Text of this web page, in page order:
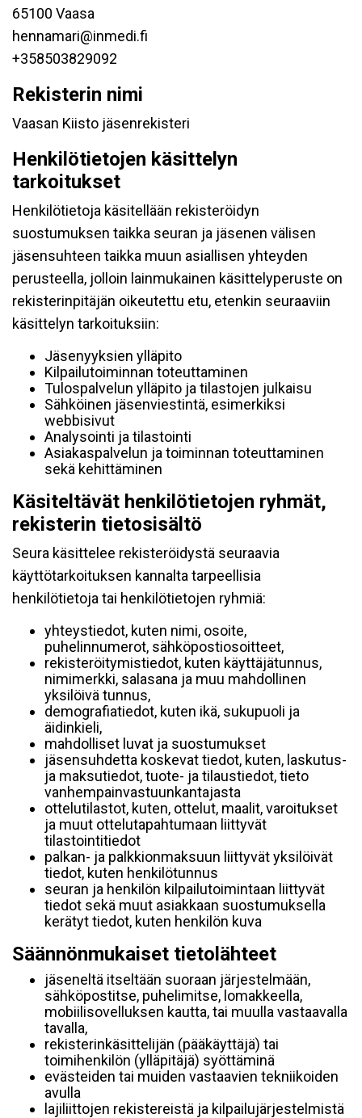
65100 Vaasa
hennamari@inmedi.fi
+358503829092
Rekisterin nimi
Vaasan Kiisto jäsenrekisteri
Henkilötietojen käsittelyn
tarkoitukset
Henkilötietoja käsitellään rekisteröidyn
suostumuksen taikka seuran ja jäsenen välisen
jäsensuhteen taikka muun asiallisen yhteyden
perusteella, jolloin lainmukainen käsittelyperuste on
rekisterinpitäjän oikeutettu etu, etenkin seuraaviin
käsittelyn tarkoituksiin:
Jäsenyyksien ylläpito
Kilpailutoiminnan toteuttaminen
Tulospalvelun ylläpito ja tilastojen julkaisu
Sähköinen jäsenviestintä, esimerkiksi
webbisivut
Analysointi ja tilastointi
Asiakaspalvelun ja toiminnan toteuttaminen
sekä kehittäminen
Käsiteltävät henkilötietojen ryhmät,
rekisterin tietosisältö
Seura käsittelee rekisteröidystä seuraavia
käyttötarkoituksen kannalta tarpeellisia
henkilötietoja tai henkilötietojen ryhmiä:
yhteystiedot, kuten nimi, osoite,
puhelinnumerot, sähköpostiosoitteet,
rekisteröitymistiedot, kuten käyttäjätunnus,
nimimerkki, salasana ja muu mahdollinen
yksilöivä tunnus,
demografiatiedot, kuten ikä, sukupuoli ja
äidinkieli,
mahdolliset luvat ja suostumukset
jäsensuhdetta koskevat tiedot, kuten, laskutus-
ja maksutiedot, tuote- ja tilaustiedot, tieto
vanhempainvastuunkantajasta
ottelutilastot, kuten, ottelut, maalit, varoitukset
ja muut ottelutapahtumaan liittyvät
tilastointitiedot
palkan- ja palkkionmaksuun liittyvät yksilöivät
tiedot, kuten henkilötunnus
seuran ja henkilön kilpailutoimintaan liittyvät
tiedot sekä muut asiakkaan suostumuksella
kerätyt tiedot, kuten henkilön kuva
Säännönmukaiset tietolähteet
jäseneltä itseltään suoraan järjestelmään,
sähköpostitse, puhelimitse, lomakkeella,
mobiilisovelluksen kautta, tai muulla vastaavalla
tavalla,
rekisterinkäsittelijän (pääkäyttäjä) tai
toimihenkilön (ylläpitäjä) syöttäminä
evästeiden tai muiden vastaavien tekniikoiden
avulla
lajiliittojen rekistereistä ja kilpailujärjestelmistä